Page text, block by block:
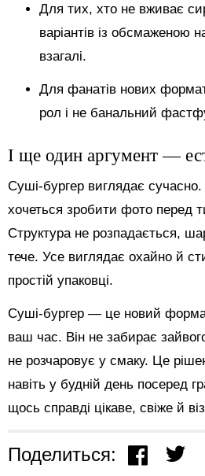
Для тих, хто не вживає
варіантів із обсмаженою
взагалі.
Для фанатів нових
рол і не банальний
І ще один аргумент —
Суші-бургер виглядає
хочеться зробити фото перед
Структура не розпадається,
тече. Усе виглядає охайно й
простій упаковці.
Суші-бургер — це новий
ваш час. Він не забирає
не розчаровує у смаку. Це
навіть у будній день посеред
щось справді цікаве, свіже й
Поделиться: